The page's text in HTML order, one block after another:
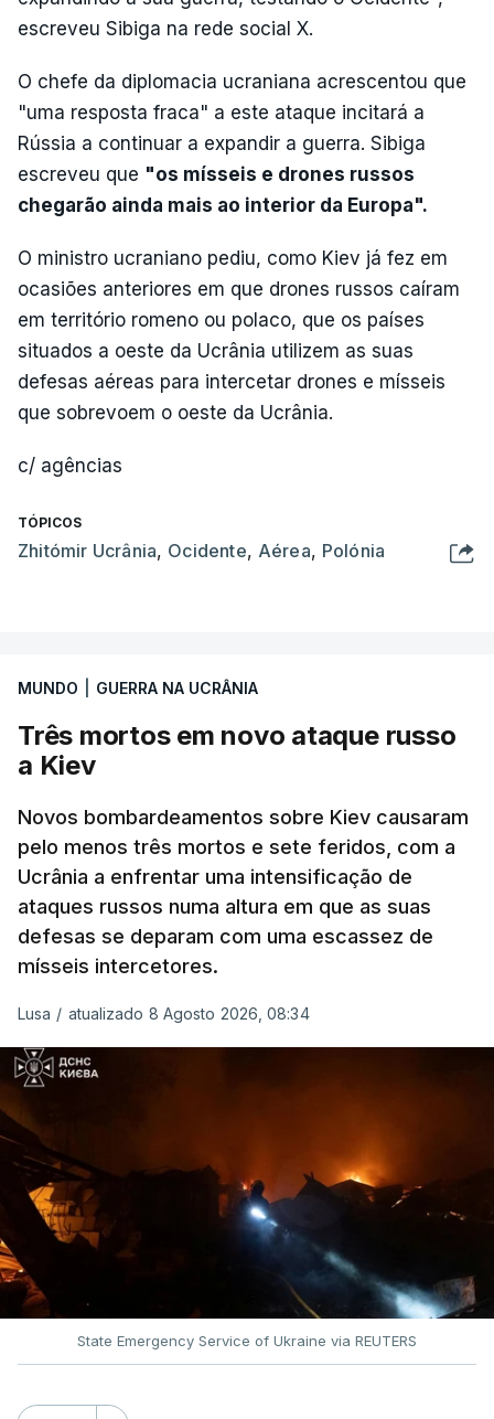
escreveu Sibiga na rede social X.
O chefe da diplomacia ucraniana acrescentou que
"uma resposta fraca" a este ataque incitará a
Rússia a continuar a expandir a guerra. Sibiga
escreveu que "os mísseis e drones russos
chegarão ainda mais ao interior da Europa".
O ministro ucraniano pediu, como Kiev já fez em
ocasiões anteriores em que drones russos caíram
em território romeno ou polaco, que os países
situados a oeste da Ucrânia utilizem as suas
defesas aéreas para intercetar drones e mísseis
que sobrevoem o oeste da Ucrânia.
c/ agências
TÓPICOS
Zhitómir Ucrânia, Ocidente, Aérea, Polónia
MUNDO GUERRA NA UCRÂNIA
Três mortos em novo ataque russo
a Kiev
Novos bombardeamentos sobre Kiev causaram
pelo menos três mortos e sete feridos, com a
Ucrânia a enfrentar uma intensificação de
ataques russos numa altura em que as suas
defesas se deparam com uma escassez de
mísseis intercetores.
Lusa / atualizado 8 Agosto 2026, 08:34
State Emergency Service of Ukraine via REUTERS